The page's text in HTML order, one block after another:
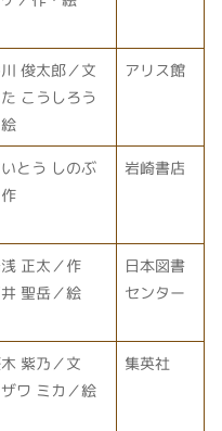
俊太郎／文
こうしろう
アリス館
とう しのぶ
岩崎書店
正太／作
聖岳／絵
日本図書
センター
紫乃／文
ワ ミカ／絵
集英社